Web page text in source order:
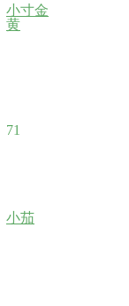
小寸金
黄
71
小茄